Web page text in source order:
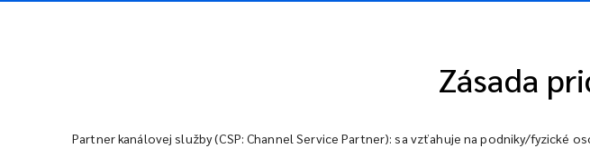
Zásada
Partner kanálovej služby (CSP: Channel Service Partner): sa vzťahuje na podniky/